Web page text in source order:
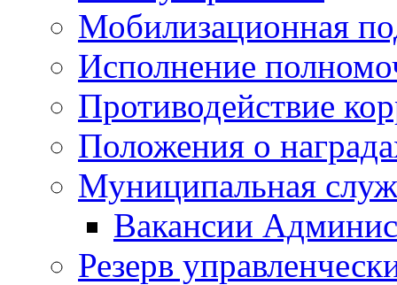
Мобилизационная
Исполнение
Противодействие
Положения о
Муниципальная
Вакансии
Резерв